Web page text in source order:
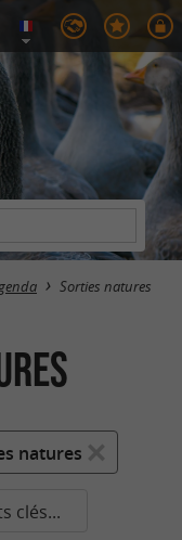
Sorties natures
natures
clés...